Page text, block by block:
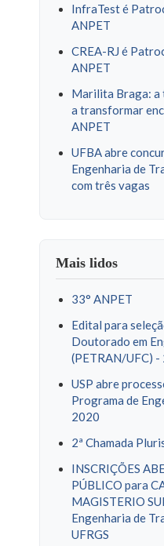
InfraTest é
ANPET
CREA-RJ é
ANPET
Marilita Braga: a
a transformar
ANPET
UFBA abre
Engenharia de
com três vagas
Mais lidos
33° ANPET
Edital para
Doutorado em
(PETRAN/UFC) -
USP abre
Programa de
2020
2ª Chamada
INSCRIÇÕES
PÚBLICO para
MAGISTERIO
Engenharia de
UFRGS